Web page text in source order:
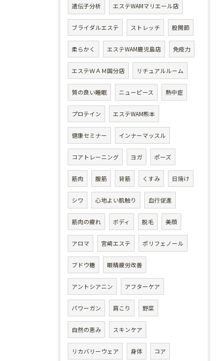
遺伝子分析 エステWAMマリエール店
ブライダルエステ ストレッチ 股関節
柔らかく エステWAM鹿児島店 免疫力
エステＷＡＭ国分店 リチュアルルーム
質の良い睡眠 ニューピース 熱中症
プロテイン エステWAM熊本
健康セミナー インナーマッスル
コアトレーニング ヨガ ポーズ
筋肉 腹筋 背筋 くすみ 日焼け
シワ 心地よい肌触り 血行促進
筋肉の疲れ ボディ 脱毛 美顔
アロマ 宮崎エステ ポリフェノール
ブドウ糖 眼精疲労改善
アントシアニン アフターケア
パワーガン 肩こり 野菜
自然の恵み スキンケア
リカバリーウェア 身体 コア